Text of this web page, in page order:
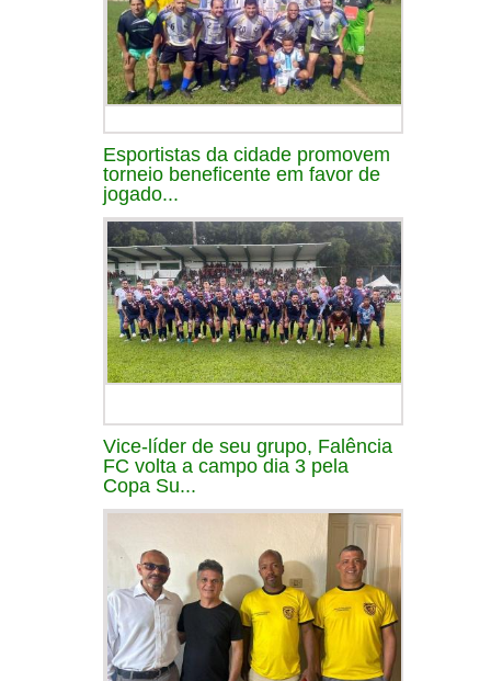
Esportistas da cidade promovem
torneio beneficente em favor de
jogado...
Vice-líder de seu grupo, Falência
FC volta a campo dia 3 pela
Copa Su...